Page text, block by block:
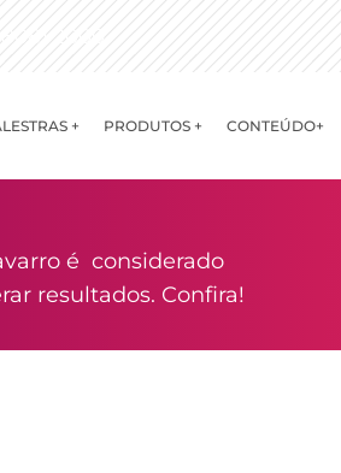
+ PRODUTOS + CONTEÚDO+
é considerado
resultados. Confira!